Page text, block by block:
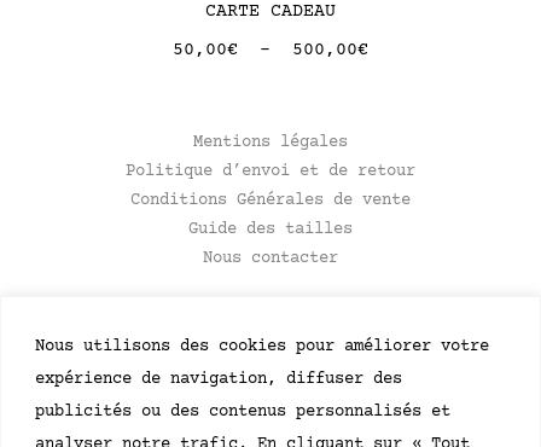
CARTE CADEAU
50,00€ – 500,00€
Mentions légales
Politique d’envoi et de retour
Conditions Générales de vente
Guide des tailles
Nous contacter
concernant les événements et les lancements de
produits